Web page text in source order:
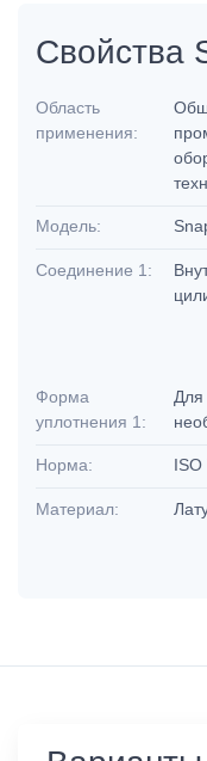
Свойства
Область
применения:
Модель:
Соединение 1:
Форма
уплотнения 1:
Норма: ISO
Материал: